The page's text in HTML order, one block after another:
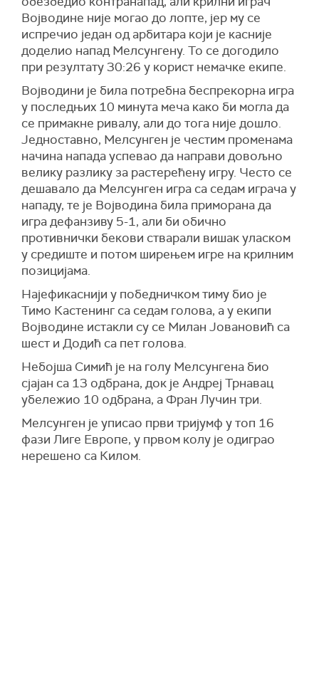
Војводине није могао до лопте, јер му се
испречио један од арбитара који је касније
доделио напад Мелсунгену. То се догодило
при резултату 30:26 у корист немачке екипе.
Војводини је била потребна беспрекорна игра
у последњих 10 минута меча како би могла да
се примакне ривалу, али до тога није дошло.
Једноставно, Мелсунген је честим променама
начина напада успевао да направи довољно
велику разлику за растерећену игру. Често се
дешавало да Мелсунген игра са седам играча у
нападу, те је Војводина била приморана да
игра дефанзиву 5-1, али би обично
противнички бекови стварали вишак уласком
у средиште и потом ширењем игре на крилним
позицијама.
Најефикаснији у победничком тиму био је
Тимо Кастенинг са седам голова, а у екипи
Војводине истакли су се Милан Јовановић са
шест и Додић са пет голова.
Небојша Симић је на голу Мелсунгена био
сјајан са 13 одбрана, док је Андреј Трнавац
убележио 10 одбрана, а Фран Лучин три.
Мелсунген је уписао први тријумф у топ 16
фази Лиге Европе, у првом колу је одиграо
нерешено са Килом.